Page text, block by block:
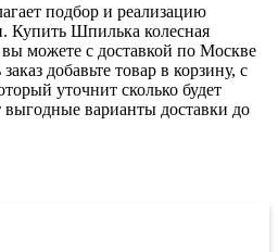
подбор и реализацию
Купить Шпилька колесная
можете с доставкой по Москве
добавьте товар в корзину, с
уточнит сколько будет
выгодные варианты доставки до